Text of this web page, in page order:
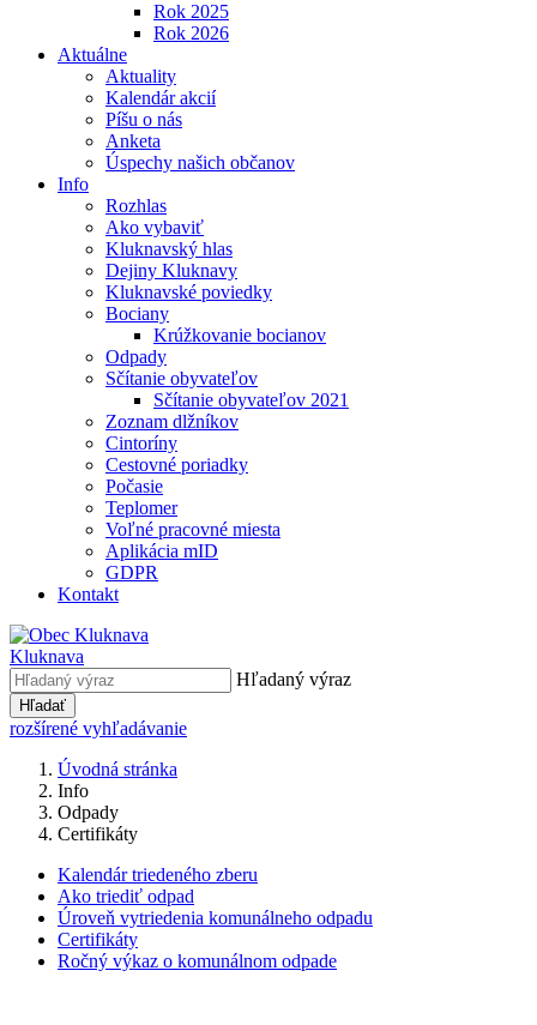
Rok 2025
Rok 2026
Aktuálne
Aktuality
Kalendár akcií
Píšu o nás
Anketa
Úspechy našich občanov
Info
Rozhlas
Ako vybaviť
Kluknavský hlas
Dejiny Kluknavy
Kluknavské poviedky
Bociany
Krúžkovanie bocianov
Odpady
Sčítanie obyvateľov
Sčítanie obyvateľov 2021
Zoznam dlžníkov
Cintoríny
Cestovné poriadky
Počasie
Teplomer
Voľné pracovné miesta
Aplikácia mID
GDPR
Kontakt
Kluknava
Hľadaný výraz
Hľadať
rozšírené vyhľadávanie
Úvodná stránka
Info
Odpady
Certifikáty
Kalendár triedeného zberu
Ako triediť odpad
Úroveň vytriedenia komunálneho odpadu
Certifikáty
Ročný výkaz o komunálnom odpade